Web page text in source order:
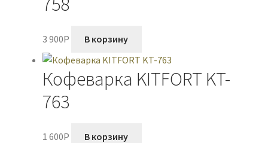
3 900P В корзину
Кофеварка KITFORT KT-
763
1 600P В корзину